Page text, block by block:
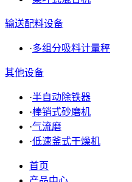
输送配料设备
·多组分吸料计量秤
其他设备
·半自动除铁器
·棒销式砂磨机
·气流磨
·低速釜式干燥机
首页